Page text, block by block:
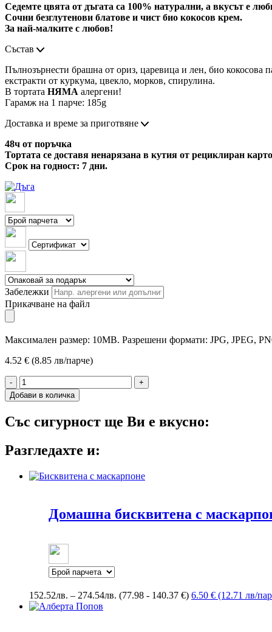
Седемте цвята от дъгата са 100% натурални, а вкусът е
Сочни безглутенови блатове и чист био кокосов крем.
За най-малките с любов!
Състав
Пълнозърнести брашна от ориз, царевица и лен, био кокосова
екстракти от куркума, цвекло, морков, спирулина.
В тортата НЯМА алергени!
Гарамж на 1 парче: 185g
Доставка и време за приготвяне
48ч от поръчка
Тортата се доставя ненарязана в кутия от рециклиран
Срок на годност: 7 дни.
Забележки
Прикачване на файл
Максимален размер: 10MB. Разрешени формати: JPG, JPEG,
4.52 € (8.85 лв/парче)
-
+
Добави в количка
Със сигурност ще Ви е вкусно:
Разгледахте и:
Домашна бисквитена с
152.52лв. – 274.54лв. Price
(77.98 - 140.37 €) 6.50 € (12.71 лв/